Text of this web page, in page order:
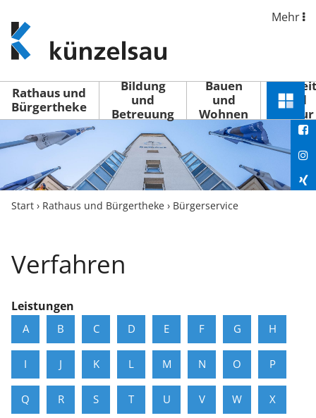
www.kuenzelsau.de
(zur
Startseite)
Mehr
Rathaus und
Bürgertheke
Bildung
und
Betreuung
Bauen
und
Wohnen
Freizeit
und
Kultur
Menü
Start › Rathaus und Bürgertheke › Bürgerservice
Verfahren
Leistungen
A B C D E F G H
I J K L M N O P
Q R S T U V W X